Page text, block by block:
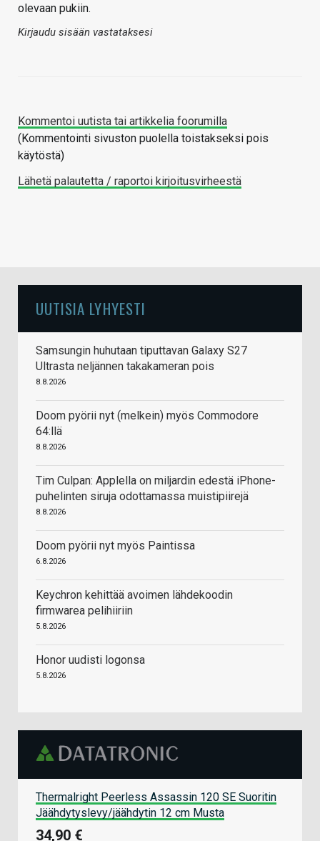
olevaan pukiin.
Kirjaudu sisään vastataksesi
Kommentoi uutista tai artikkelia foorumilla
(Kommentointi sivuston puolella toistakseksi pois
käytöstä)
Lähetä palautetta / raportoi kirjoitusvirheestä
UUTISIA LYHYESTI
Samsungin huhutaan tiputtavan Galaxy S27
Ultrasta neljännen takakameran pois
8.8.2026
Doom pyörii nyt (melkein) myös Commodore
64:llä
8.8.2026
Tim Culpan: Applella on miljardin edestä iPhone-
puhelinten siruja odottamassa muistipiirejä
8.8.2026
Doom pyörii nyt myös Paintissa
6.8.2026
Keychron kehittää avoimen lähdekoodin
firmwarea pelihiiriin
5.8.2026
Honor uudisti logonsa
5.8.2026
Thermalright Peerless Assassin 120 SE Suoritin
Jäähdytyslevy/jäähdytin 12 cm Musta
34,90 €